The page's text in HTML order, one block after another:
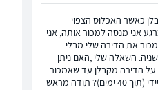
כאשר האכלוס הצפוי
שכרגע אני מנסה למכור אותה, אני
את הדירה שלי מבלי
השאלה שלי ,האם ניתן
הדירה מקבלן עד שאמכור
תודה מראש